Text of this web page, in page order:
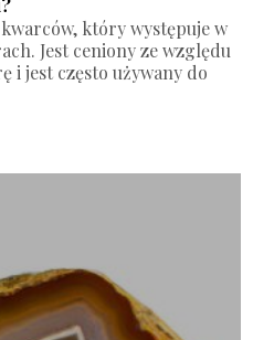
który występuje w
Jest ceniony ze względu
i jest często używany do